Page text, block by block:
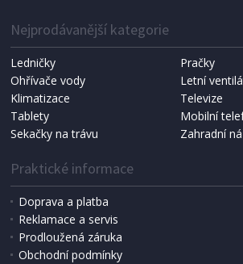
NÁHRADNÍ SÁČKY DO VYSAVAČE
Koma KRA-SB02S (Multi Bag, S-
Nejprodávanější kategorie
Ledničky
Pračky
Ohřívače vody
Letní
Klimatizace
Televize
Tablety
Mobilní
Sekačky na trávu
Zahradní
Praktické informace
Doprava a platba
Reklamace a servis
Prodloužená záruka
Obchodní podmínky